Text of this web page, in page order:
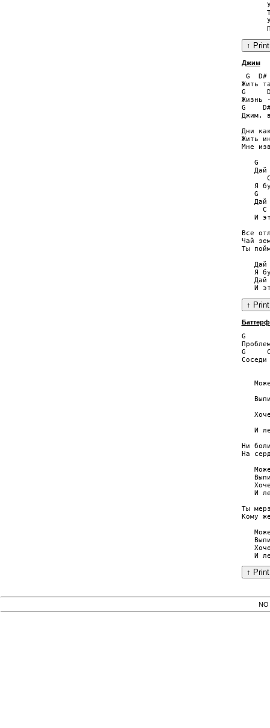
Джим
G  D#
Жить
G
Жизнь
G
Джим,
Дни
Жить
Мне
   G
Дай
Я
   G
Дай
     C
И
Все
Чай
Ты
Дай
Я
Дай
G
G
И
Ни
На
И
Ты
Кому
NO